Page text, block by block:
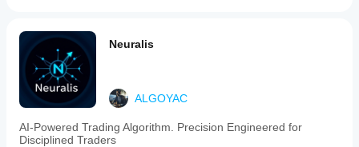
Neuralis
ALGOYAC
AI-Powered Trading Algorithm. Precision Engineered for
Disciplined Traders